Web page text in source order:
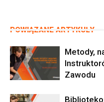
POWIĄZANE ARTYKUŁY
Metody,
Zawodu